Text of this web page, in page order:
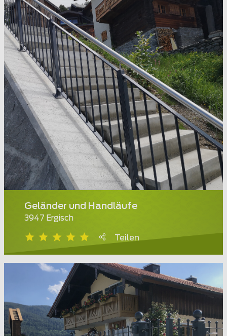
Geländer und Handläufe
3947 Ergisch
Teilen